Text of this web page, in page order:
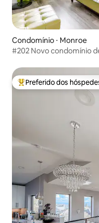
Condomínio ⋅ Monroe
#202 Novo condomínio
Entre os melhores
Preferido dos